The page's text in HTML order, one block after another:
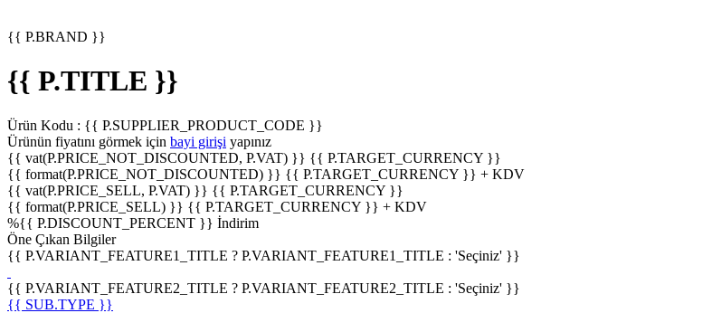
{{ P.BRAND }}
{{ P.TITLE }}
Ürün Kodu : {{ P.SUPPLIER_PRODUCT_CODE }}
Ürünün fiyatını görmek için bayi girişi yapınız
{{ vat(P.PRICE_NOT_DISCOUNTED, P.VAT) }} {{ P.TARGET_CURRENCY }}
{{ format(P.PRICE_NOT_DISCOUNTED) }} {{ P.TARGET_CURRENCY }} + KDV
{{ vat(P.PRICE_SELL, P.VAT) }} {{ P.TARGET_CURRENCY }}
{{ format(P.PRICE_SELL) }} {{ P.TARGET_CURRENCY }} + KDV
%{{ P.DISCOUNT_PERCENT }} İndirim
Öne Çıkan Bilgiler
{{ P.VARIANT_FEATURE1_TITLE ? P.VARIANT_FEATURE1_TITLE : 'Seçiniz' }}
{{ P.VARIANT_FEATURE2_TITLE ? P.VARIANT_FEATURE2_TITLE : 'Seçiniz' }}
{{ SUB.TYPE }}